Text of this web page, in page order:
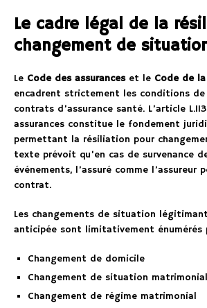
Le cadre légal de la
changement de
Le Code des assuranceset le Code de
encadrent strictement les conditions
contrats d’assurance santé. L’article
assurances constitue le fondement
permettant la résiliation pour
texte prévoit qu’en cas de survenance
événements, l’assuré comme l’assureur
contrat.
Les changements de situation
anticipée sont limitativement énumérés
Changement de domicile
Changement de situation
Changement de régime matrimonial